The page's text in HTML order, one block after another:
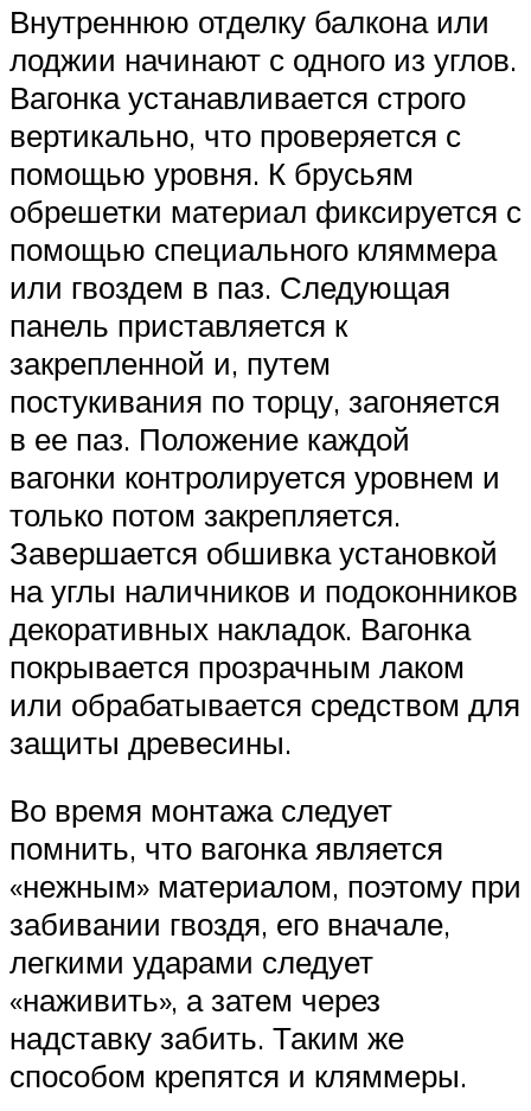
Внутреннюю отделку балкона или
лоджии начинают с одного из углов.
Вагонка устанавливается строго
вертикально, что проверяется с
помощью уровня. К брусьям
обрешетки материал фиксируется с
помощью специального кляммера
или гвоздем в паз. Следующая
панель приставляется к
закрепленной и, путем
постукивания по торцу, загоняется
в ее паз. Положение каждой
вагонки контролируется уровнем и
только потом закрепляется.
Завершается обшивка установкой
на углы наличников и подоконников
декоративных накладок. Вагонка
покрывается прозрачным лаком
или обрабатывается средством для
защиты древесины.
Во время монтажа следует
помнить, что вагонка является
«нежным» материалом, поэтому при
забивании гвоздя, его вначале,
легкими ударами следует
«наживить», а затем через
надставку забить. Таким же
способом крепятся и кляммеры.